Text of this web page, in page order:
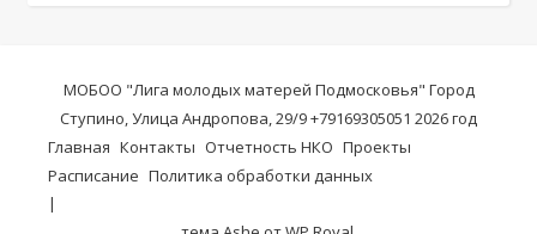
МОБОО "Лига молодых матерей Подмосковья" Город
Ступино, Улица Андропова, 29/9 +79169305051 2026 год
Главная Контакты Отчетность НКО Проекты
Расписание Политика обработки данных